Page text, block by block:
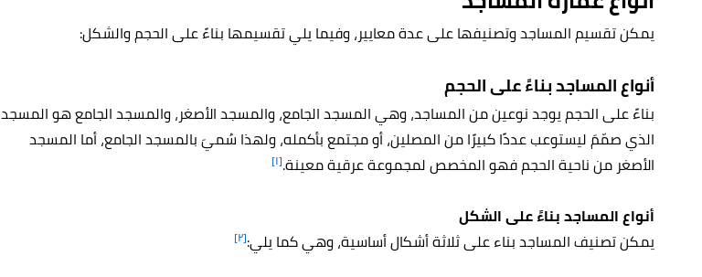
يمكن تقسيم المساجد وتصنيفها على عدة معايير، وفيما يلي تقسيمها بناءً على الحجم والشكل:
أنواع المساجد بناءً على الحجم
بناءً على الحجم يوجد نوعين من المساجد، وهي المسجد الجامع، والمسجد الأصغر، والمسجد الجامع هو المسجد
الذي صمّمَ ليستوعب عددًا كبيرًا من المصلين، أو مجتمع بأكمله، ولهذا سُميَ بالمسجد الجامع، أما المسجد
الأصغر من ناحية الحجم فهو المخصص لمجموعة عرقية معينة.[١]
أنواع المساجد بناءً على الشكل
يمكن تصنيف المساجد بناء على ثلاثة أشكال أساسية، وهي كما يلي:[٢]